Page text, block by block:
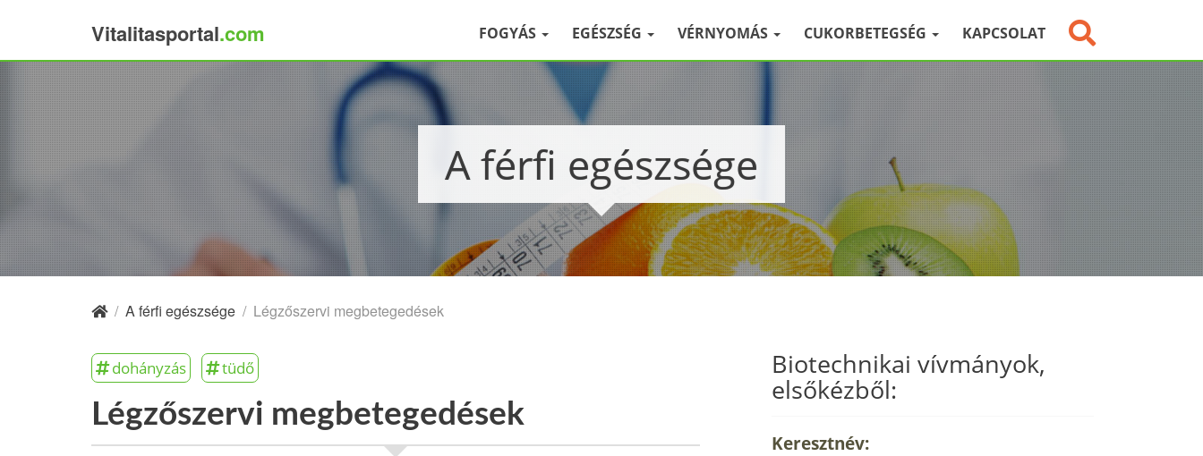
Vitalitasportal.com FOGYÁS EGÉSZSÉG VÉRNYOMÁS CUKORBETEGSÉG KAPCSOLAT
A férfi egészsége
/ A férfi egészsége / Légzőszervi megbetegedések
dohányzás tüdő
Légzőszervi megbetegedések
Biotechnikai vívmányok,
elsőkézből:
Keresztnév:
×